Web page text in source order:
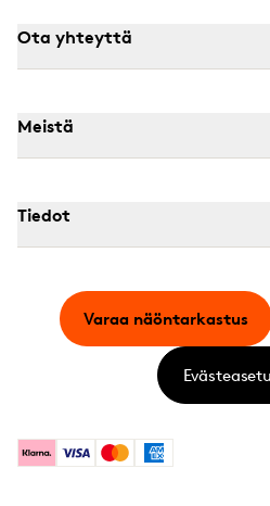
Ota yhteyttä
Meistä
Tiedot
KlarnaVisa MastercardAmerican Express
Varaa näöntarkastus